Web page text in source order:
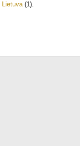
Lietuva(1).